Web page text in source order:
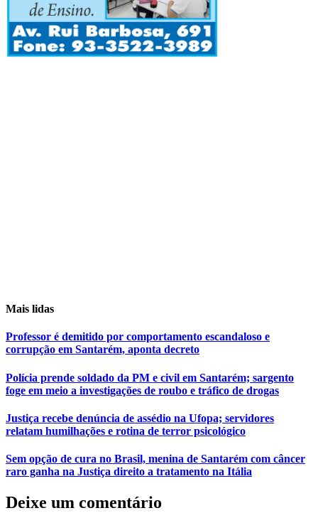
Mais lidas
Professor é demitido por comportamento escandaloso e
corrupção em Santarém, aponta decreto
Polícia prende soldado da PM e civil em Santarém; sargento
foge em meio a investigações de roubo e tráfico de drogas
Justiça recebe denúncia de assédio na Ufopa; servidores
relatam humilhações e rotina de terror psicológico
Sem opção de cura no Brasil, menina de Santarém com câncer
raro ganha na Justiça direito a tratamento na Itália
Deixe um comentário